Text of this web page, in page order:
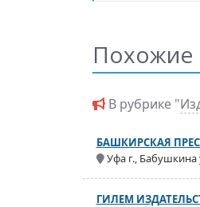
Похожие
В рубрике "
БАШКИРСКАЯ
Уфа г., Бабушкина
ГИЛЕМ